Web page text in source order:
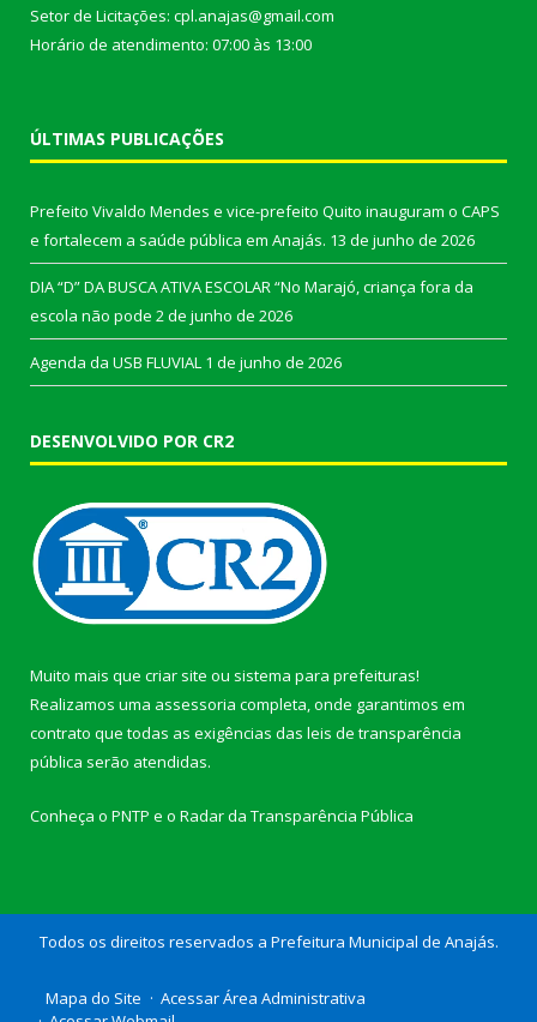
Setor de Licitações: cpl.anajas@gmail.com
Horário de atendimento: 07:00 às 13:00
ÚLTIMAS PUBLICAÇÕES
Prefeito Vivaldo Mendes e vice-prefeito Quito inauguram o CAPS
e fortalecem a saúde pública em Anajás. 13 de junho de 2026
DIA “D” DA BUSCA ATIVA ESCOLAR “No Marajó, criança fora da
escola não pode 2 de junho de 2026
Agenda da USB FLUVIAL 1 de junho de 2026
DESENVOLVIDO POR CR2
Muito mais que criar site ou sistema para prefeituras!
Realizamos uma assessoria completa, onde garantimos em
contrato que todas as exigências das leis de transparência
pública serão atendidas.
Conheça o PNTP e o Radar da Transparência Pública
Todos os direitos reservados a Prefeitura Municipal de Anajás.
Mapa do Site
Acessar Área Administrativa